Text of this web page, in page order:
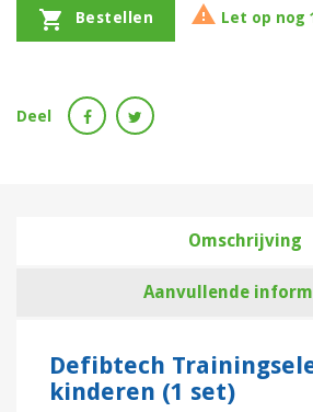
 Bestellen  Let op nog
Deel
Omschrijving
Aanvullende
Defibtech
kinderen (1 set)